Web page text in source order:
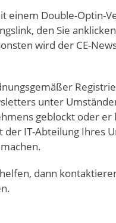
einem Double-Optin-
den Sie
wird der CE-
unter
geblockt oder er
der IT-Abteilung Ihres
dann